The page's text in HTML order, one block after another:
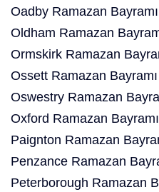
Oadby Ramazan
Oldham Ramazan
Ormskirk Ramazan
Ossett Ramazan
Oswestry Ramazan
Oxford Ramazan
Paignton Ramazan
Penzance Ramazan
Peterborough Ramazan